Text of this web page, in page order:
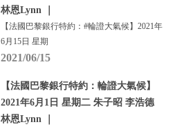
林恩Lynn ｜
【法國巴黎銀行特約：#輪證大氣候】2021年
6月15日 星期
2021/06/15
【法國巴黎銀行特約：輪證大氣候】
2021年6月1日 星期二 朱子昭 李浩德
林恩Lynn ｜